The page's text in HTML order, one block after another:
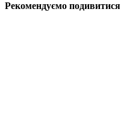
Рекомендуємо подивитися